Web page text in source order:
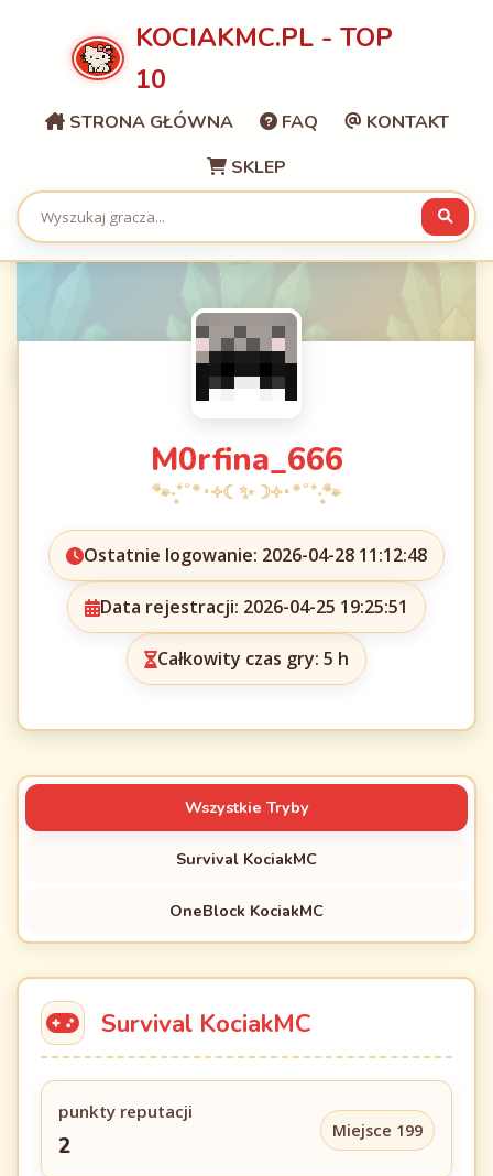
KOCIAKMC.PL - TOP
10
STRONA GŁÓWNA FAQ
KONTAKT
SKLEP
M0rfina_666
Ostatnie logowanie: 2026-04-28 11:12:48
Data rejestracji: 2026-04-25 19:25:51
Całkowity czas gry: 5 h
Wszystkie Tryby
Survival KociakMC
OneBlock KociakMC
Survival KociakMC
punkty reputacji
2
Miejsce 199